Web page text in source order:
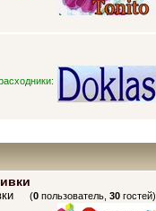
(0 пользователь,30 гостей)